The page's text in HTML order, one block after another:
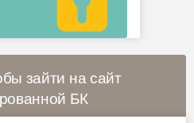
зайти на сайт
БК